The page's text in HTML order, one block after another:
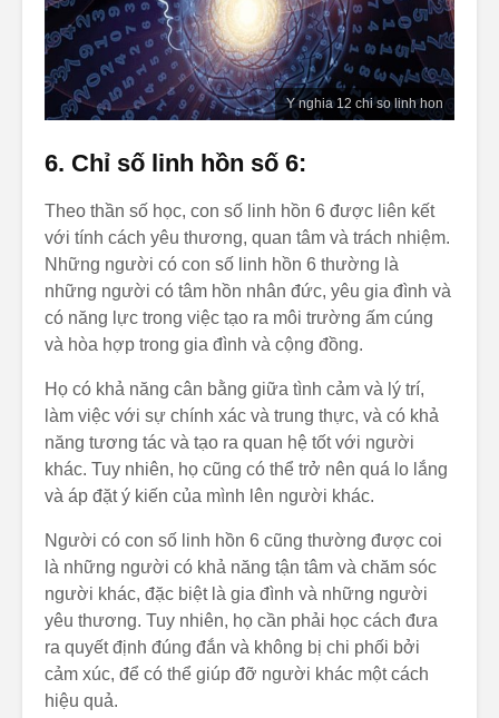
Y nghia 12 chi so linh hon
6. Chỉ số linh hồn số 6:
Theo thần số học, con số linh hồn 6 được liên kết
với tính cách yêu thương, quan tâm và trách nhiệm.
Những người có con số linh hồn 6 thường là
những người có tâm hồn nhân đức, yêu gia đình và
có năng lực trong việc tạo ra môi trường ấm cúng
và hòa hợp trong gia đình và cộng đồng.
Họ có khả năng cân bằng giữa tình cảm và lý trí,
làm việc với sự chính xác và trung thực, và có khả
năng tương tác và tạo ra quan hệ tốt với người
khác. Tuy nhiên, họ cũng có thể trở nên quá lo lắng
và áp đặt ý kiến của mình lên người khác.
Người có con số linh hồn 6 cũng thường được coi
là những người có khả năng tận tâm và chăm sóc
người khác, đặc biệt là gia đình và những người
yêu thương. Tuy nhiên, họ cần phải học cách đưa
ra quyết định đúng đắn và không bị chi phối bởi
cảm xúc, để có thể giúp đỡ người khác một cách
hiệu quả.